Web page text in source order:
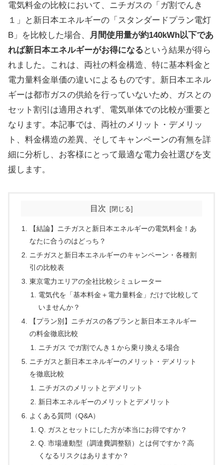
電気料金の比較において、ニチガスの「ガ割でんき
１」と新日本エネルギーの「スタンダードプラン電灯
B」を比較した場合、
月間使用量が約140kWh以下であ
れば新日本エネルギーがお得になる という結果が得ら
れました。これは、両社の料金構造、特に基本料金と
電力量料金単価の違いによるものです。新日本エネル
ギーは都市ガスの供給を行っていないため、ガスとの
セット割引は適用されず、電気単体での比較が重要と
なります。本記事では、両社のメリット・デメリッ
ト、料金構造の差異、そしてキャンペーンの有無を詳
細に分析し、お客様にとって最適な電力会社選びを支
援します。
目次
【結論】ニチガスと新日本エネルギーの電気料金！あ
なたに合うのはどっち？
ニチガスと新日本エネルギーのキャンペーン・各種割
引の比較表
東京電力エリアの全社比較シミュレーター
電気代を「基本料金＋電力量料金」だけで比較して
いませんか？
【プラン別】ニチガスの各プランと新日本エネルギー
の料金徹底比較
ニチガス でガ割でんき１から乗り換える場合
ニチガスと新日本エネルギーのメリット・デメリット
を徹底比較
ニチガスのメリットとデメリット
新日本エネルギーのメリットとデメリット
よくある質問（Q&A）
Q. ガスとセットにした方が本当にお得ですか？
Q. 市場連動型（調達費調整額）とは何ですか？高
くなるリスクはありますか？